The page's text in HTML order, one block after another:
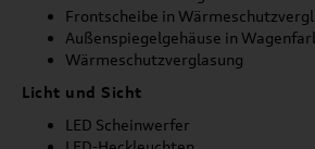
Frontscheibe in
Außenspiegelgehäuse in
Wärmeschutzverglasung
Licht und Sicht
LED Scheinwerfer